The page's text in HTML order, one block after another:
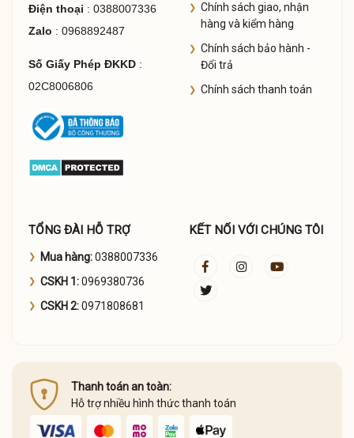
Điện thoại : 0388007336
Zalo : 0968892487
Số Giấy Phép ĐKKD:
02C8006806
Chính sách giao, nhận
hàng và kiểm hàng
Chính sách bảo hành -
Đổi trả
Chính sách thanh toán
TỔNG ĐÀI HỖ TRỢ
Mua hàng:0388007336
CSKH 1:0969380736
CSKH 2:0971808681
KẾT NỐI VỚI CHÚNG TÔI
Thanh toán an toàn:
Hỗ trợ nhiều hình thức thanh toán